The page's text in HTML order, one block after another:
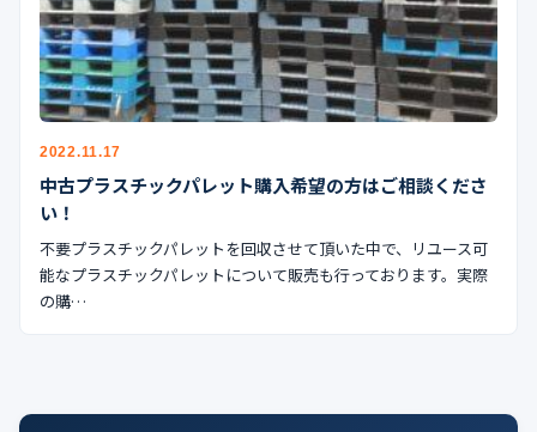
2022.11.17
中古プラスチックパレット購入希望の方はご相談くださ
い！
不要プラスチックパレットを回収させて頂いた中で、リユース可
能なプラスチックパレットについて販売も行っております。実際
の購…